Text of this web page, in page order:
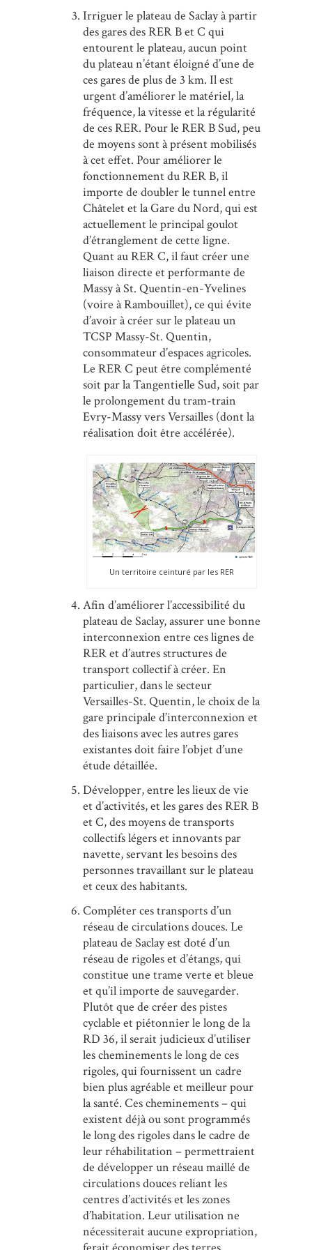
Irriguer le plateau de Saclay à partir
des gares des RER B et C qui
entourent le plateau, aucun point
du plateau n’étant éloigné d’une de
ces gares de plus de 3 km. Il est
urgent d’améliorer le matériel, la
fréquence, la vitesse et la régularité
de ces RER. Pour le RER B Sud, peu
de moyens sont à présent mobilisés
à cet effet. Pour améliorer le
fonctionnement du RER B, il
importe de doubler le tunnel entre
Châtelet et la Gare du Nord, qui est
actuellement le principal goulot
d’étranglement de cette ligne.
Quant au RER C, il faut créer une
liaison directe et performante de
Massy à St. Quentin-en-Yvelines
(voire à Rambouillet), ce qui évite
d’avoir à créer sur le plateau un
TCSP Massy-St. Quentin,
consommateur d’espaces agricoles.
Le RER C peut être complémenté
soit par la Tangentielle Sud, soit par
le prolongement du tram-train
Evry-Massy vers Versailles (dont la
réalisation doit être accélérée).
Un territoire ceinturé par les RER
Afin d’améliorer l’accessibilité du
plateau de Saclay, assurer une bonne
interconnexion entre ces lignes de
RER et d’autres structures de
transport collectif à créer. En
particulier, dans le secteur
Versailles-St. Quentin, le choix de la
gare principale d’interconnexion et
des liaisons avec les autres gares
existantes doit faire l’objet d’une
étude détaillée.
Développer, entre les lieux de vie
et d’activités, et les gares des RER B
et C, des moyens de transports
collectifs légers et innovants par
navette, servant les besoins des
personnes travaillant sur le plateau
et ceux des habitants.
Compléter ces transports d’un
réseau de circulations douces. Le
plateau de Saclay est doté d’un
réseau de rigoles et d’étangs, qui
constitue une trame verte et bleue
et qu’il importe de sauvegarder.
Plutôt que de créer des pistes
cyclable et piétonnier le long de la
RD 36, il serait judicieux d’utiliser
les cheminements le long de ces
rigoles, qui fournissent un cadre
bien plus agréable et meilleur pour
la santé. Ces cheminements – qui
existent déjà ou sont programmés
le long des rigoles dans le cadre de
leur réhabilitation – permettraient
de développer un réseau maillé de
circulations douces reliant les
centres d’activités et les zones
d’habitation. Leur utilisation ne
nécessiterait aucune expropriation,